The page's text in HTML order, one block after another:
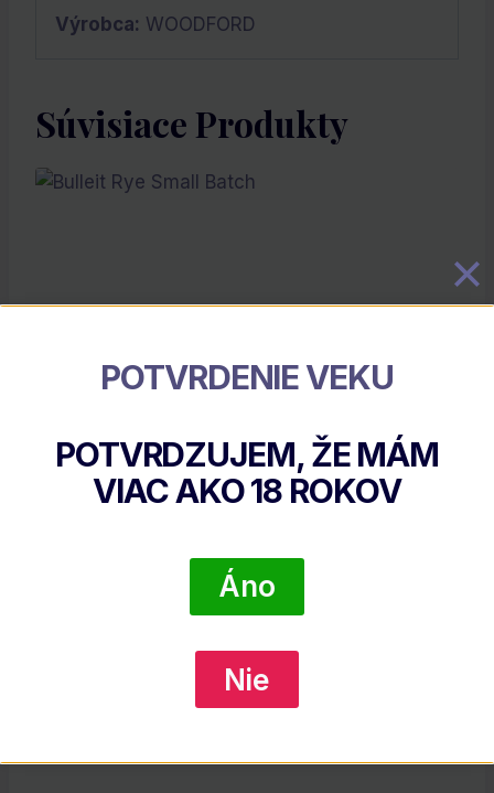
Výrobca: WOODFORD
Súvisiace Produkty
32.80
POTVRDENIE VEKU
POTVRDZUJEM, ŽE MÁM
VIAC AKO18 ROKOV
Áno
Nie